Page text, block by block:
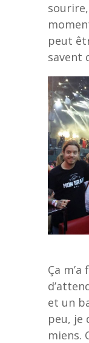
peut
savent
Ça
et un
peu, je
miens.